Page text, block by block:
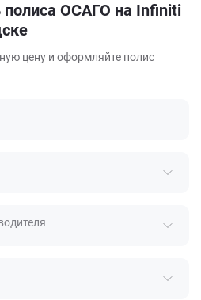
полиса ОСАГО на Infiniti
цену и оформляйте полис